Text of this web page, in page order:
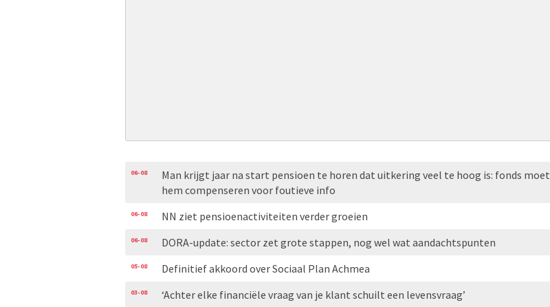
06-08
Man krijgt jaar na start pensioen te horen dat uitkering veel te hoog is: fonds moet
hem compenseren voor foutieve info
06-08 NN ziet pensioenactiviteiten verder groeien
06-08 DORA-update: sector zet grote stappen, nog wel wat aandachtspunten
05-08 Definitief akkoord over Sociaal Plan Achmea
03-08 ‘Achter elke financiële vraag van je klant schuilt een levensvraag’